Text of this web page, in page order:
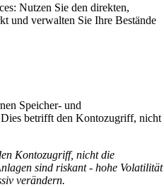
Nutzen Sie den direkten,
und verwalten Sie Ihre Bestände
Speicher- und
betrifft den Kontozugriff, nicht
Kontozugriff, nicht die
sind riskant - hohe Volatilität
verändern.